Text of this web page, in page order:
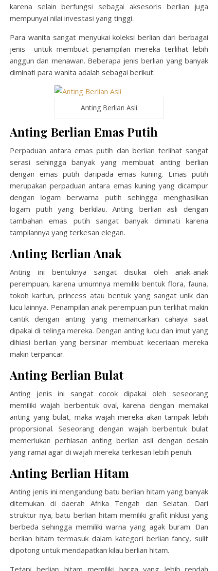
karena selain berfungsi sebagai aksesoris berlian juga
mempunyai nilai investasi yang tinggi.
Para wanita sangat menyukai koleksi berlian dari berbagai
jenis untuk membuat penampilan mereka terlihat lebih
anggun dan menawan. Beberapa jenis berlian yang banyak
diminati para wanita adalah sebagai berikut:
Anting Berlian Asli
Anting Berlian Emas Putih
Perpaduan antara emas putih dan berlian terlihat sangat
serasi sehingga banyak yang membuat anting berlian
dengan emas putih daripada emas kuning. Emas putih
merupakan perpaduan antara emas kuning yang dicampur
dengan logam berwarna putih sehingga menghasilkan
logam putih yang berkilau.Anting berlian asli dengan
tambahan emas putih sangat banyak diminati karena
tampilannya yang terkesan elegan.
Anting Berlian Anak
Anting ini bentuknya sangat disukai oleh anak-anak
perempuan, karena umumnya memiliki bentuk flora, fauna,
tokoh kartun, princess atau bentuk yang sangat unik dan
lucu lainnya. Penampilan anak perempuan pun terlihat makin
cantik dengan anting yang memancarkan cahaya saat
dipakai di telinga mereka. Dengan anting lucu dan imut yang
dihiasi berlian yang bersinar membuat keceriaan mereka
makin terpancar.
Anting Berlian Bulat
Anting jenis ini sangat cocok dipakai oleh seseorang
memiliki wajah berbentuk oval, karena dengan memakai
anting yang bulat, maka wajah mereka akan tampak lebih
proporsional. Seseorang dengan wajah berbentuk bulat
memerlukan perhiasan anting berlian asli dengan desain
yang ramai agar di wajah mereka terkesan lebih penuh.
Anting Berlian Hitam
Anting jenis ini mengandung batu berlian hitam yang banyak
ditemukan di daerah Afrika Tengah dan Selatan. Dari
struktur nya, batu berlian hitam memiliki grafit inklusi yang
berbeda sehingga memiliki warna yang agak buram. Dan
berlian hitam termasuk dalam kategori berlian fancy, sulit
dipotong untuk mendapatkan kilau berlian hitam.
Tetapi berlian hitam memiliki harga yang lebih rendah